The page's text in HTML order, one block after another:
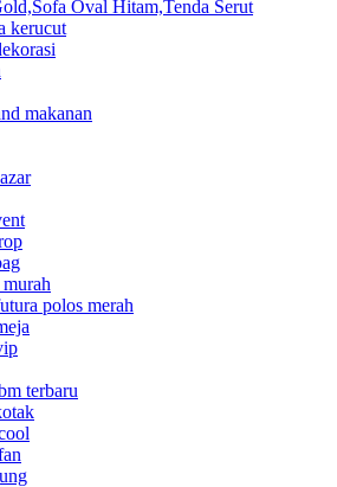
Oval Hitam,Tenda Serut
kerucut
makanan
polos merah
terbaru